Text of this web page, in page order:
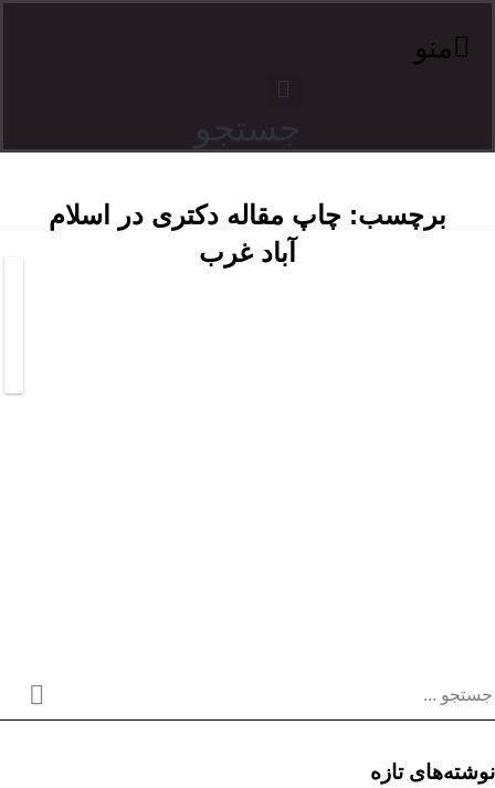
منو
برچسب: چاپ مقاله دکتری در اسلام
آباد غرب
نوشته‌های تازه